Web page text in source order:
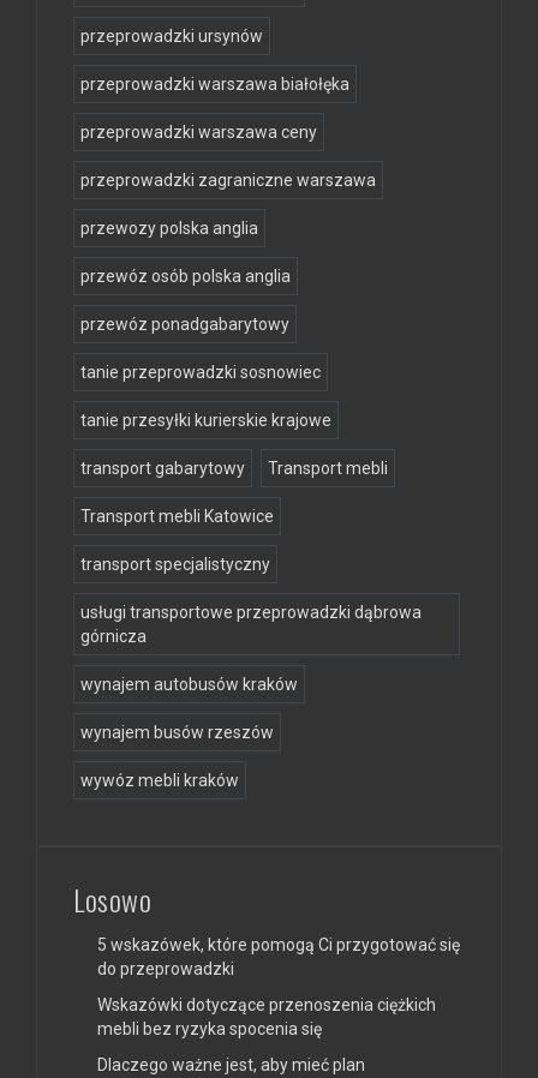
przeprowadzki ursynów
przeprowadzki warszawa białołęka
przeprowadzki warszawa ceny
przeprowadzki zagraniczne warszawa
przewozy polska anglia
przewóz osób polska anglia
przewóz ponadgabarytowy
tanie przeprowadzki sosnowiec
tanie przesyłki kurierskie krajowe
transport gabarytowy Transport mebli
Transport mebli Katowice
transport specjalistyczny
usługi transportowe przeprowadzki dąbrowa
górnicza
wynajem autobusów kraków
wynajem busów rzeszów
wywóz mebli kraków
Losowo
5 wskazówek, które pomogą Ci przygotować się
do przeprowadzki
Wskazówki dotyczące przenoszenia ciężkich
mebli bez ryzyka spocenia się
Dlaczego ważne jest, aby mieć plan